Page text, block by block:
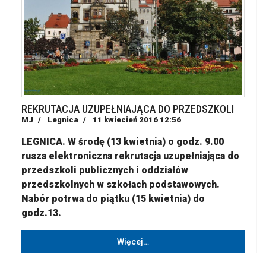
REKRUTACJA UZUPEŁNIAJĄCA DO PRZEDSZKOLI
MJ Legnica 11 kwiecień 2016 12:56
LEGNICA. W środę (13 kwietnia) o godz. 9.00
rusza elektroniczna rekrutacja uzupełniająca do
przedszkoli publicznych i oddziałów
przedszkolnych w szkołach podstawowych.
Nabór potrwa do piątku (15 kwietnia) do
godz.13.
Więcej…